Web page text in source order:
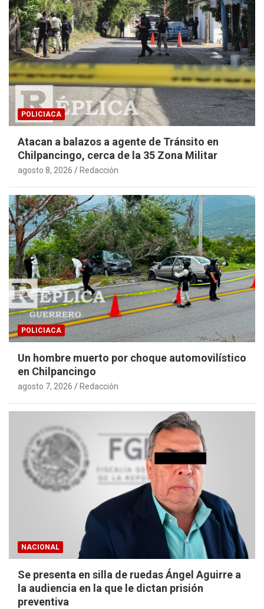
POLICIACA
Atacan a balazos a agente de Tránsito en
Chilpancingo, cerca de la 35 Zona Militar
agosto 8, 2026 Redacción
POLICIACA
Un hombre muerto por choque automovilístico
en Chilpancingo
agosto 7, 2026 Redacción
NACIONAL
Se presenta en silla de ruedas Ángel Aguirre a
la audiencia en la que le dictan prisión
preventiva